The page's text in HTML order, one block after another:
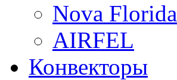
Nova Florida
AIRFEL
Конвекторы